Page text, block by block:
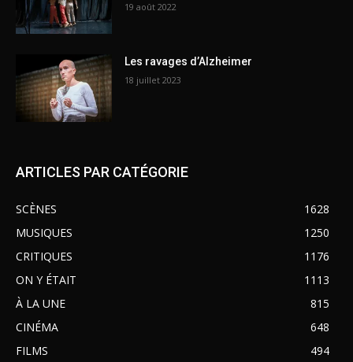
19 août 2022
Les ravages d’Alzheimer
18 juillet 2023
ARTICLES PAR CATÉGORIE
SCÈNES
1628
MUSIQUES
1250
CRITIQUES
1176
ON Y ÉTAIT
1113
À LA UNE
815
CINÉMA
648
FILMS
494